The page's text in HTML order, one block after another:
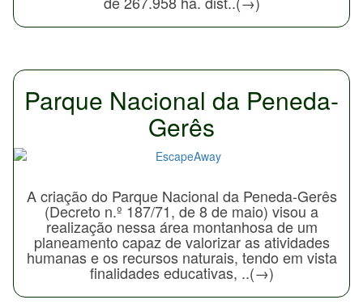
Parque Nacional da Peneda-
Gerês
A criação do Parque Nacional da Peneda-Gerês
(Decreto n.º 187/71, de 8 de maio) visou a
realização nessa área montanhosa de um
planeamento capaz de valorizar as atividades
humanas e os recursos naturais, tendo em vista
finalidades educativas, ..(→)